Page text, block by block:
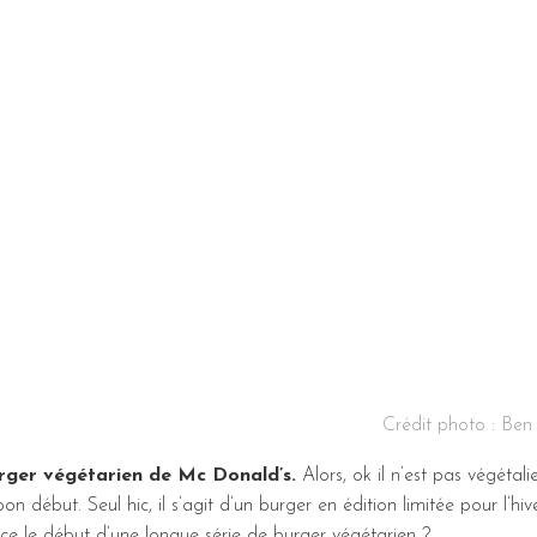
Crédit photo : Ben
végétarien de Mc Donald’s. Alors, ok il n’est pas
début. Seul hic, il s’agit d’un burger en édition limitée pour